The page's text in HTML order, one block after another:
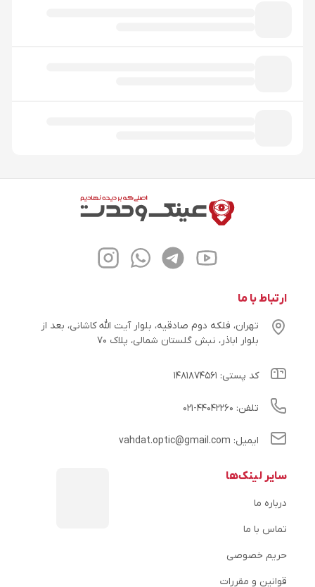
ارتباط با ما
تهران، فلکه دوم صادقیه، بلوار آیت الله کاشانی، بعد از
بلوار اباذر، نبش گلستان شمالی، پلاک ۷۰
کد پستی: ۱۴۸۱۸۷۴۵۶۱
تلفن: ۴۴۰۴۲۲۶۰-۰۲۱
ایمیل: vahdat.optic@gmail.com
سایر لینک‌ها
درباره ما
تماس با ما
حریم خصوصی
قوانین و مقررات